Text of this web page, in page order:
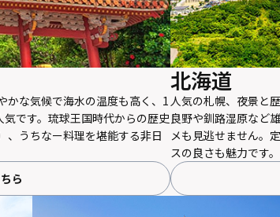
かな気候で海水の温度も高く、1
です。琉球王国時代からの歴史
、うちなー料理を堪能する非日
ら
北海道
人気の札幌、夜景と
良野や釧路湿原など
メも見逃せません。
スの良さも魅力です。